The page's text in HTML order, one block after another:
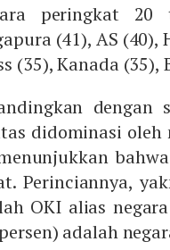
peringkat 20
(41), AS (40),
(35), Kanada
dengan
didominasi oleh
Perinciannya,
OKI alias
adalah